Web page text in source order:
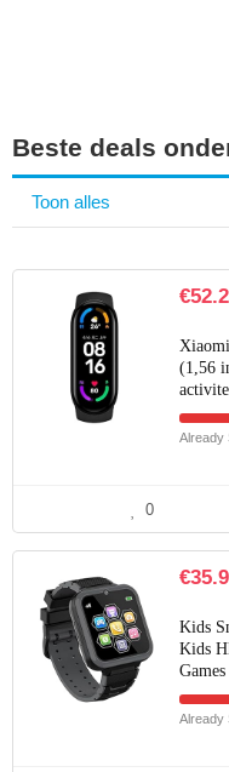
Beste deals
Toon alles
€
(1,56
Already
0
€
Kids
Kids
Already